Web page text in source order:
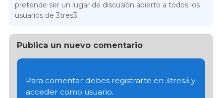
pretende ser un lugar de discusión abierto a todos los
usuarios de 3tres3
Publica un nuevo comentario
Para comentar debes registrarte en 3tres3 y
acceder como usuario.